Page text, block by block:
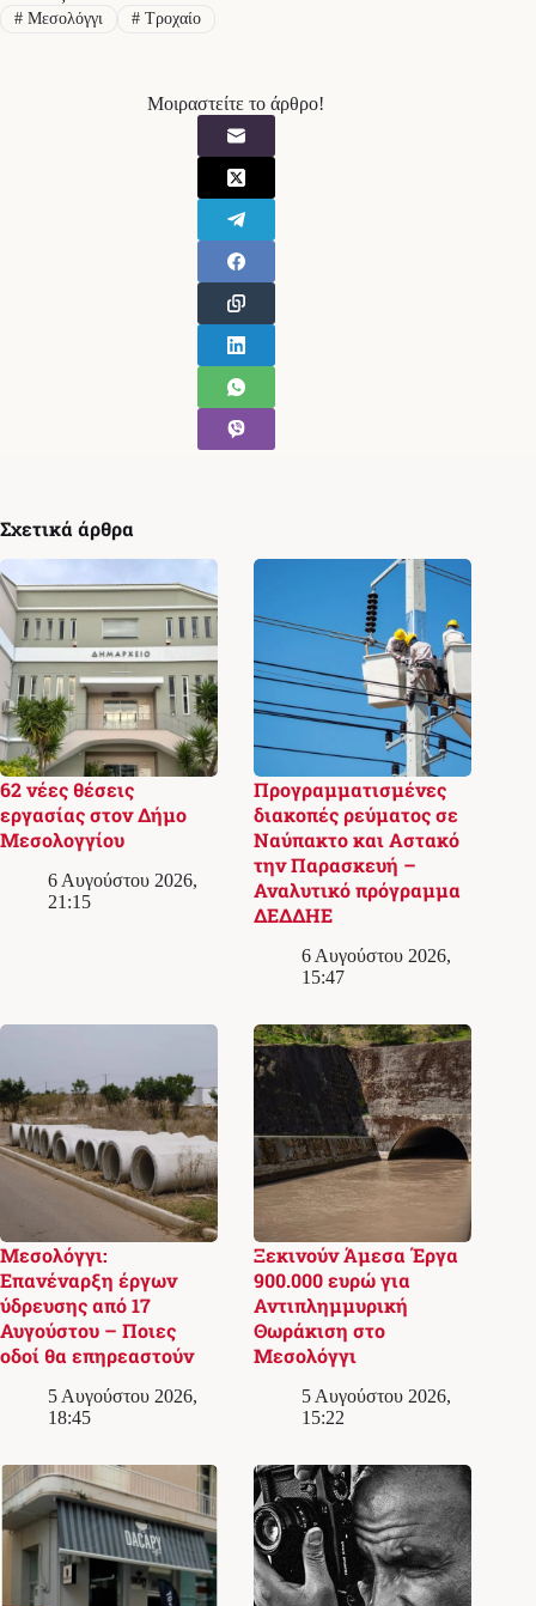
#Μεσολόγγι #Τροχαίο
Μοιραστείτε το άρθρο!
Σχετικά άρθρα
62 νέες θέσεις
εργασίας στον Δήμο
Μεσολογγίου
6 Αυγούστου 2026,
21:15
Προγραμματισμένες
διακοπές ρεύματος σε
Ναύπακτο και Αστακό
την Παρασκευή –
Αναλυτικό πρόγραμμα
ΔΕΔΔΗΕ
6 Αυγούστου 2026,
15:47
Μεσολόγγι:
Επανέναρξη έργων
ύδρευσης από 17
Αυγούστου – Ποιες
οδοί θα επηρεαστούν
5 Αυγούστου 2026,
18:45
Ξεκινούν Άμεσα Έργα
900.000 ευρώ για
Αντιπλημμυρική
Θωράκιση στο
Μεσολόγγι
5 Αυγούστου 2026,
15:22